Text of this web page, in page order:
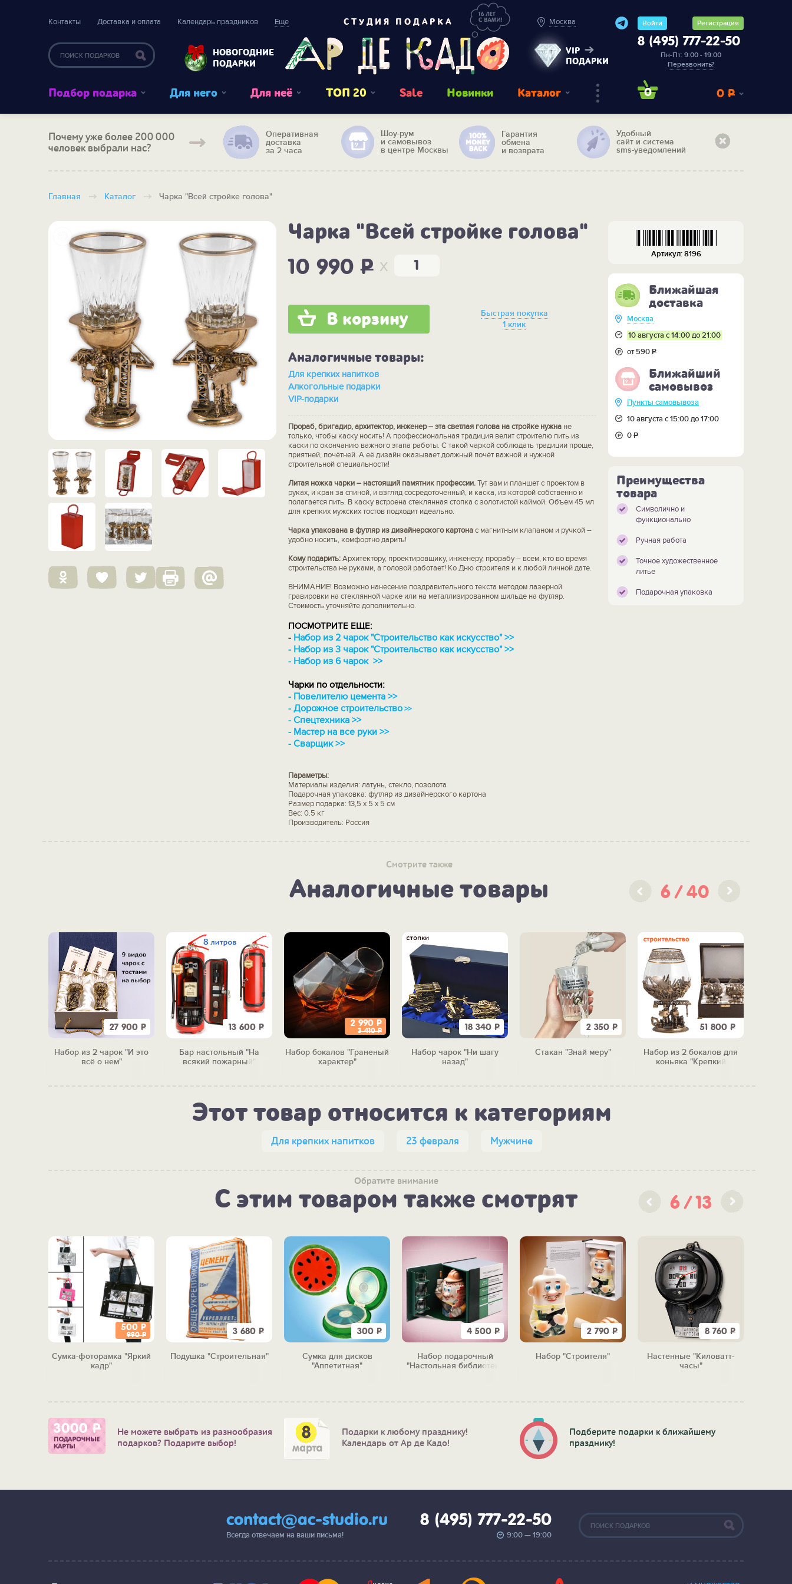
Контакты Доставка и оплата Календарь праздников Еще
НОВОГОДНИЕ
ПОДАРКИ
СТУДИЯ ПОДАРКА Москва
VIP
ПОДАРКИ
Войти Регистрация
8 (495) 777-22-50
Пн-Пт: 9:00 - 19:00
Перезвонить?
Подбор подарка Для него Для неё ТОП 20 Sale Новинки Каталог 0 0 Р
Почему уже более 200 000
человек выбрали нас?
Оперативная
доставка
за 2 часа
Шоу-рум
и самовывоз
в центре Москвы
Гарантия
обмена
и возврата
Удобный
сайт и система
sms-уведомлений
Главная Каталог Чарка "Всей стройке голова"
Чарка "Всей стройке голова"
10 990P x
В корзину
Быстрая покупка
1 клик
Аналогичные товары:
Для крепких напитков
Алкогольные подарки
VIP-подарки
Прораб, бригадир, архитектор, инженер – эта светлая голова на стройке нужнане
только, чтобы каску носить! А профессиональная традиция велит строителю пить из
каски по окончанию важного этапа работы. С такой чаркой соблюдать традиции проще,
приятней, почётней. А её дизайн оказывает должный почёт важной и нужной
строительной специальности!
Литая ножка чарки – настоящий памятник профессии.Тут вам и планшет с проектом в
руках, и кран за спиной, и взгляд сосредоточенный, и каска, из которой собственно и
полагается пить. В каску встроена стеклянная стопка с золотистой каймой. Объём 45 мл
для крепких мужских тостов подходит идеально.
Чарка упакована в футляр из дизайнерского картонас магнитным клапаном и ручкой –
удобно носить, комфортно дарить!
Кому подарить:Архитектору, проектировщику, инженеру, прорабу – всем, кто во время
строительства не руками, а головой работает! Ко Дню строителя и к любой личной дате.
ВНИМАНИЕ! Возможно нанесение поздравительного текста методом лазерной
гравировки на стеклянной чарке или на металлизированном шильде на футляр.
Стоимость уточняйте дополнительно.
ПОСМОТРИТЕ ЕЩЕ:
- Набор из 2 чарок "Строительство как искусство" >>
- Набор из 3 чарок "Строительство как искусство" >>
- Набор из 6 чарок >>
Чарки по отдельности:
- Повелителю цемента >>
- Дорожное строительство>>
- Спецтехника >>
- Мастер на все руки >>
- Сварщик >>
Параметры:
Материалы изделия: латунь, стекло, позолота
Подарочная упаковка: футляр из дизайнерского картона
Размер подарка: 13,5 х 5 х 5 см
Вес: 0.5 кг
Производитель: Россия
Артикул: 8196
Ближайшая
доставка
Москва
10 августа с 14:00 до 21:00
от 590Р
Ближайший
самовывоз
Пункты самовывоза
10 августа с 15:00 до 17:00
0Р
Преимущества
товара
Символично и
функционально
Ручная работа
Точное художественное
литье
Подарочная упаковка
Смотрите также
Аналогичные товары 6 40
27 900 Р
Набор из 2 чарок "И это
всё о нем"
13 600 Р
Бар настольный "На
всякий пожарный"
2 990 Р
3 410Р
Набор бокалов "Граненый
характер"
18 340 Р
Набор чарок "Ни шагу
назад"
2 350 Р
Стакан "Знай меру"
51 800 Р
Набор из 2 бокалов для
коньяка "Крепкий
Этот товар относится к категориям
Для крепких напитков 23 февраля Мужчине
Обратите внимание
С этим товаром также смотрят 6 13
500 Р
990Р
Сумка-фоторамка "Яркий
кадр"
3 680 Р
Подушка "Строительная"
300 Р
Сумка для дисков
"Аппетитная"
4 500 Р
Набор подарочный
"Настольная библиотека
2 790 Р
Набор "Строителя"
8 760 Р
Настенные "Киловатт-
часы"
Не можете выбрать из разнообразия
подарков? Подарите выбор!
Подарки к любому празднику!
Календарь от Ар де Кадо!
Подберите подарки к ближайшему
празднику!
contact@ac-studio.ru
Всегда отвечаем на ваши письма!
8 (495) 777-22-50
9:00 — 19:00